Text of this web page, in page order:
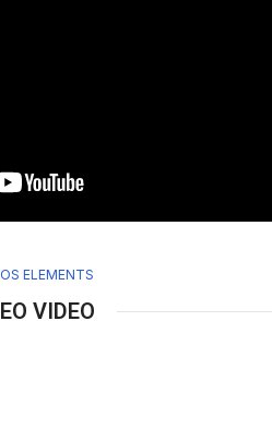
ELEMENTS
VIDEO